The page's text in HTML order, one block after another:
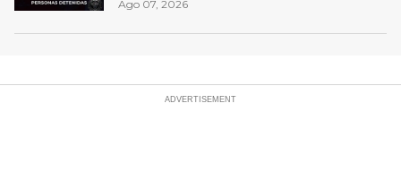
dosis aseguradas en Querétaro
Ago 07, 2026